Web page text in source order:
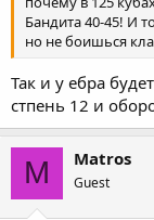
Бандита 40-45! И
но не боишься
Так и у ебра
стпень 12 и
M Matros
Guest